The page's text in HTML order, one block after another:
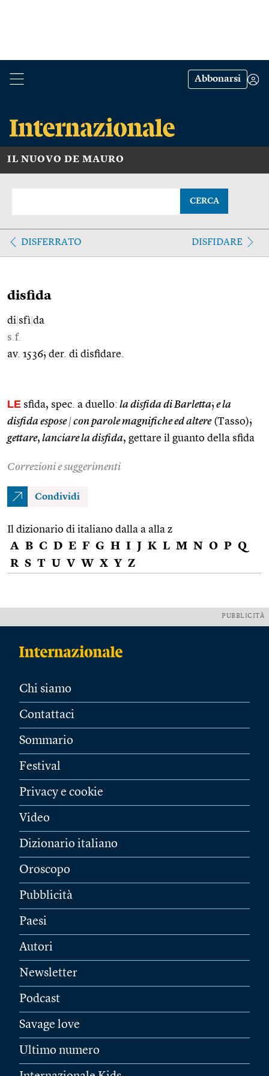
Abbonarsi
IL NUOVO DE MAURO
CERCA
DISFERRATO DISFIDARE
disfida
di sfì da
s.f.
av. 1536; der. di disfidare.
LE sfida, spec. a duello: la disfida di Barletta; e la
disfida espose|con parole magnifiche ed altere(Tasso);
gettare, lanciare la disfida, gettare il guanto della sfida
Correzioni e suggerimenti
Condividi
Il dizionario di italiano dalla a alla z
A B C D E F G H I J K L M N O P Q
R S T U V W X Y Z
PUBBLICITÀ
Chi siamo
Contattaci
Sommario
Festival
Privacy e cookie
Video
Dizionario italiano
Oroscopo
Pubblicità
Paesi
Autori
Newsletter
Podcast
Savage love
Ultimo numero